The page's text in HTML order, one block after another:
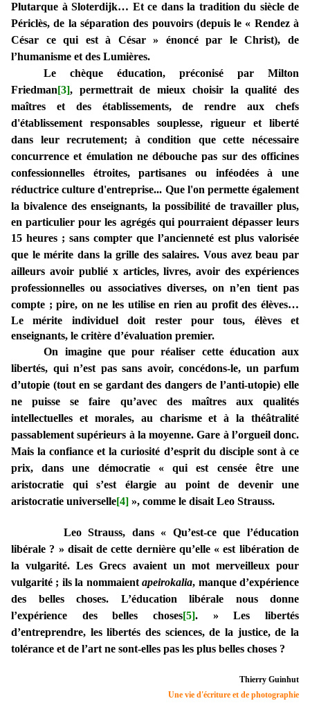
Plutarque à Sloterdijk… Et ce dans la tradition du siècle de
Périclès, de la séparation des pouvoirs (depuis le « Rendez à
César ce qui est à César » énoncé par le Christ), de
l’humanisme et des Lumières.
Le chèque éducation, préconisé par Milton
Friedman[3], permettrait de mieux choisir la qualité des
maîtres et des établissements, de rendre aux chefs
d'établissement responsables souplesse, rigueur et liberté
dans leur recrutement; à condition que cette nécessaire
concurrence et émulation ne débouche pas sur des officines
confessionnelles étroites, partisanes ou inféodées à une
réductrice culture d'entreprise... Que l'on permette également
la bivalence des enseignants, la possibilité de travailler plus,
en particulier pour les agrégés qui pourraient dépasser leurs
15 heures ; sans compter que l’ancienneté est plus valorisée
que le mérite dans la grille des salaires. Vous avez beau par
ailleurs avoir publié x articles, livres, avoir des expériences
professionnelles ou associatives diverses, on n’en tient pas
compte ; pire, on ne les utilise en rien au profit des élèves…
Le mérite individuel doit rester pour tous, élèves et
enseignants, le critère d’évaluation premier.
On imagine que pour réaliser cette éducation aux
libertés, qui n’est pas sans avoir, concédons-le, un parfum
d’utopie (tout en se gardant des dangers de l’anti-utopie) elle
ne puisse se faire qu’avec des maîtres aux qualités
intellectuelles et morales, au charisme et à la théâtralité
passablement supérieurs à la moyenne. Gare à l’orgueil donc.
Mais la confiance et la curiosité d’esprit du disciple sont à ce
prix, dans une démocratie « qui est censée être une
aristocratie qui s’est élargie au point de devenir une
aristocratie universelle[4] », comme le disait Leo Strauss.
Leo Strauss, dans « Qu’est-ce que l’éducation
libérale ? » disait de cette dernière qu’elle « est libération de
la vulgarité. Les Grecs avaient un mot merveilleux pour
vulgarité ; ils la nommaientapeirokalia, manque d’expérience
des belles choses. L’éducation libérale nous donne
l’expérience des belles choses[5]. » Les libertés
d’entreprendre, les libertés des sciences, de la justice, de la
tolérance et de l’art ne sont-elles pas les plus belles choses ?
Thierry Guinhut
Une vie d'écriture et de photographie